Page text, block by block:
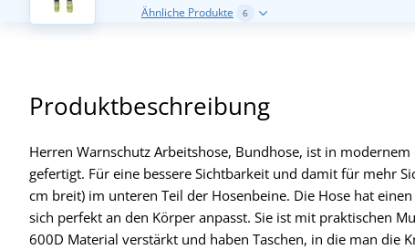
Ähnliche Produkte 6
Produktbeschreibung
Herren Warnschutz Arbeitshose, Bundhose, ist in
gefertigt. Für eine bessere Sichtbarkeit und damit für mehr
cm breit) im unteren Teil der Hosenbeine. Die Hose hat
sich perfekt an den Körper anpasst. Sie ist mit praktischen
600D Material verstärkt und haben Taschen, in die man die